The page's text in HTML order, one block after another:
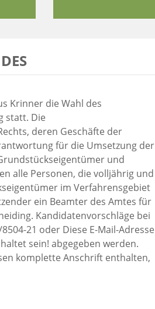
Krinner die Wahl des
statt. Die
deren Geschäfte der
für die Umsetzung der
und
alle Personen, die volljährig und
im Verfahrensgebiet
ein Beamter des Amtes für
Kandidatenvorschläge bei
21 oder Diese E-Mail-Adresse
sein! abgegeben werden.
komplette Anschrift enthalten,